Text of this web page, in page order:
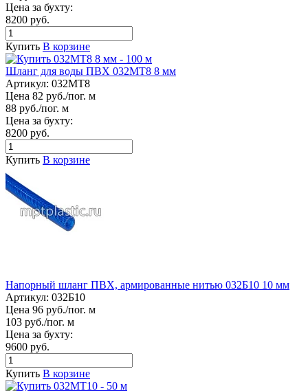
Цена за бухту:
8200 руб.
Купить В корзине
Шланг для воды ПВХ 032МТ8 8 мм
Артикул: 032МТ8
Цена 82 руб./пог. м
88 руб./пог. м
Цена за бухту:
8200 руб.
Купить В корзине
Напорный шланг ПВХ, армированные нитью 032Б10 10 мм
Артикул: 032Б10
Цена 96 руб./пог. м
103 руб./пог. м
Цена за бухту:
9600 руб.
Купить В корзине